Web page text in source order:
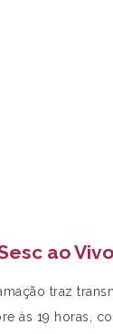
ao Vivo
traz
às 19 horas,